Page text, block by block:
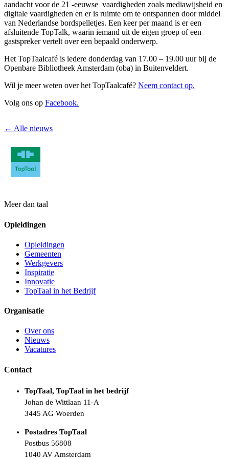
aandacht voor de 21 -eeuwse vaardigheden zoals mediawijsheid en
digitale vaardigheden en er is ruimte om te ontspannen door middel
van Nederlandse bordspelletjes. Een keer per maand is er een
afsluitende TopTalk, waarin iemand uit de eigen groep of een
gastspreker vertelt over een bepaald onderwerp.
Het TopTaalcafé is iedere donderdag van 17.00 – 19.00 uur bij de
Openbare Bibliotheek Amsterdam (oba) in Buitenveldert.
Wil je meer weten over het TopTaalcafé? Neem contact op.
Volg ons op Facebook.
← Alle nieuws
Meer dan taal
Opleidingen
Opleidingen
Gemeenten
Werkgevers
Inspiratie
Innovatie
TopTaal in het Bedrijf
Organisatie
Over ons
Nieuws
Vacatures
Contact
TopTaal, TopTaal in het bedrijf
Johan de Wittlaan 11-A
3445 AG Woerden
Postadres TopTaal
Postbus 56808
1040 AV Amsterdam